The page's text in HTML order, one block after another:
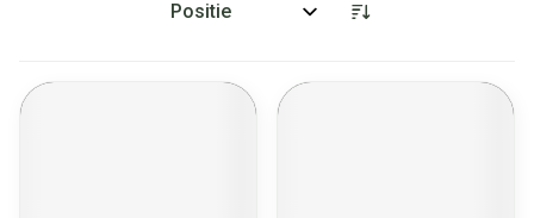
Sorteer op: